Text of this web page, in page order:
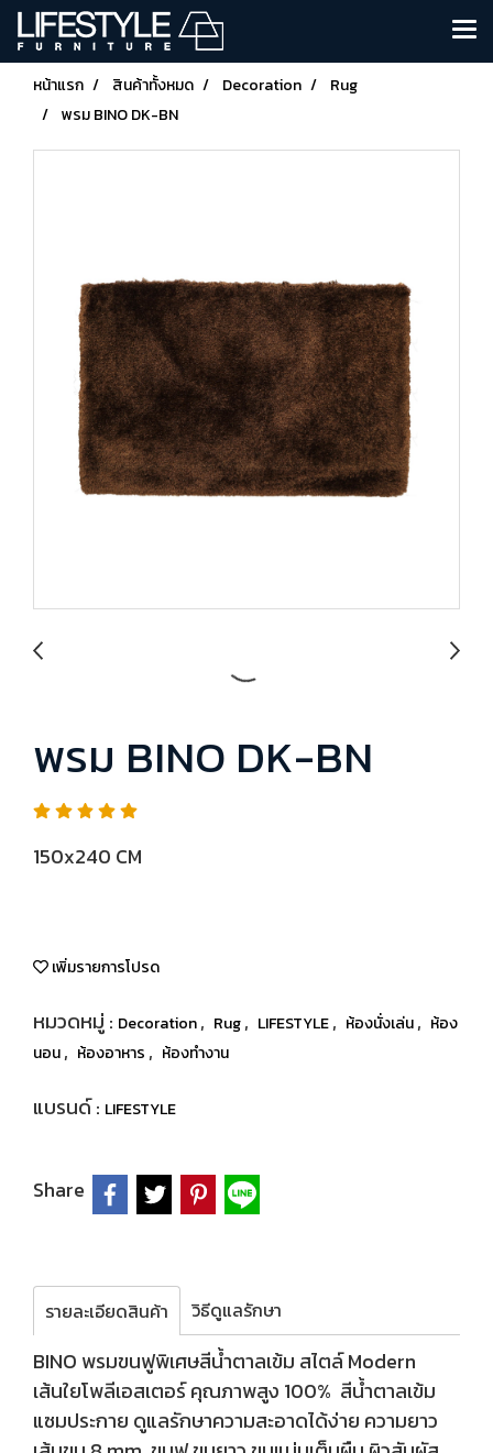
หน้าแรก สินค้าทั้งหมด Decoration
Rug
พรม BINO DK-BN
พรม BINO DK-BN
150x240 CM
เพิ่มรายการโปรด
หมวดหมู่ : Decoration, Rug, LIFESTYLE, ห้องนั่งเล่น, ห้อง
นอน, ห้องอาหาร , ห้องทำงาน
แบรนด์ : LIFESTYLE
Share
รายละเอียดสินค้า วิธีดูแลรักษา
BINO พรมขนฟูพิเศษสีน้ำตาลเข้ม สไตล์ Modern
เส้นใยโพลีเอสเตอร์ คุณภาพสูง 100% สีน้ำตาลเข้ม
แซมประกาย ดูแลรักษาความสะอาดได้ง่าย ความยาว